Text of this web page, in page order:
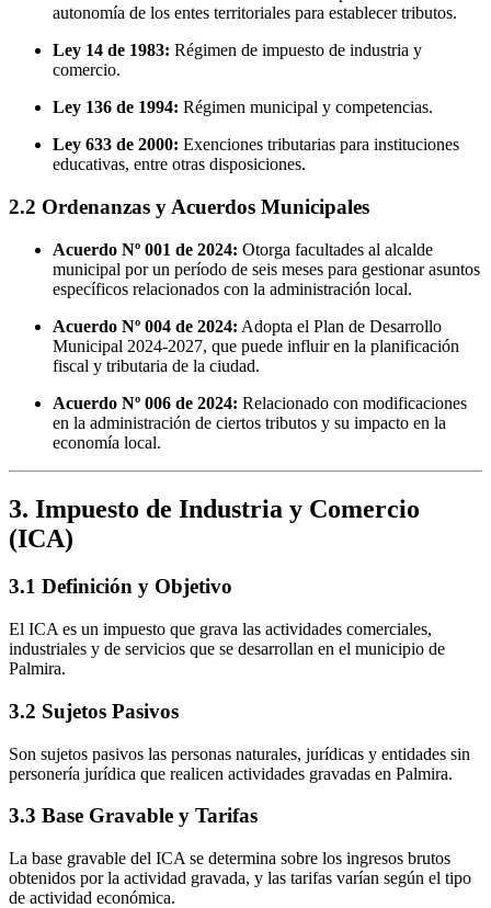
autonomía de los entes territoriales para establecer tributos.
Ley 14 de 1983: Régimen de impuesto de industria y
comercio.
Ley 136 de 1994: Régimen municipal y competencias.
Ley 633 de 2000: Exenciones tributarias para instituciones
educativas, entre otras disposiciones.
2.2 Ordenanzas y Acuerdos Municipales
Acuerdo Nº 001 de 2024: Otorga facultades al alcalde
municipal por un período de seis meses para gestionar asuntos
específicos relacionados con la administración local.
Acuerdo Nº 004 de 2024: Adopta el Plan de Desarrollo
Municipal 2024-2027, que puede influir en la planificación
fiscal y tributaria de la ciudad.
Acuerdo Nº 006 de 2024: Relacionado con modificaciones
en la administración de ciertos tributos y su impacto en la
economía local.
3. Impuesto de Industria y Comercio
(ICA)
3.1 Definición y Objetivo
El ICA es un impuesto que grava las actividades comerciales,
industriales y de servicios que se desarrollan en el municipio de
Palmira.
3.2 Sujetos Pasivos
Son sujetos pasivos las personas naturales, jurídicas y entidades sin
personería jurídica que realicen actividades gravadas en Palmira.
3.3 Base Gravable y Tarifas
La base gravable del ICA se determina sobre los ingresos brutos
obtenidos por la actividad gravada, y las tarifas varían según el tipo
de actividad económica.